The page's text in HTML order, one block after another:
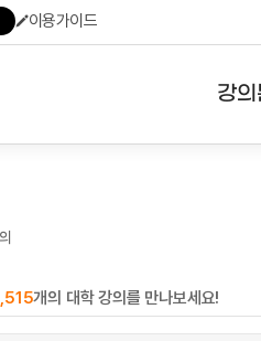
이용가이드
강
개의 대학 강의를 만나보세요!